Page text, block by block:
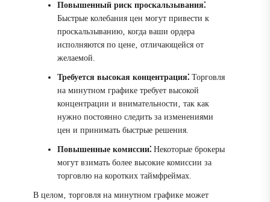
Повышенный риск проскальзывания⁚
Быстрые колебания цен могут привести к
проскальзыванию‚ когда ваши ордера
исполняются по цене‚ отличающейся от
желаемой.
Требуется высокая концентрация⁚ Торговля
на минутном графике требует высокой
концентрации и внимательности‚ так как
нужно постоянно следить за изменениями
цен и принимать быстрые решения.
Повышенные комиссии⁚ Некоторые брокеры
могут взимать более высокие комиссии за
торговлю на коротких таймфреймах.
В целом‚ торговля на минутном графике может